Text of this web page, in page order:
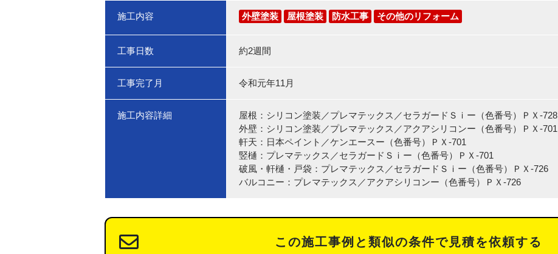
施工内容 外壁塗装 屋根塗装 防水工事 その他のリフォーム
工事日数 約2週間
工事完了月 令和元年11月
施工内容詳細
屋根：シリコン塗装／プレマテックス／セラガードＳｉー（色番号）ＰＸ-728
外壁：シリコン塗装／プレマテックス／アクアシリコンー（色番号）ＰＸ-701
軒天：日本ペイント／ケンエースー（色番号）ＰＸ-701
竪樋：プレマテックス／セラガードＳｉー（色番号）ＰＸ-701
破風・軒樋・戸袋：プレマテックス／セラガードＳｉー（色番号）ＰＸ-726
バルコニー：プレマテックス／アクアシリコンー（色番号）ＰＸ-726
この施工事例と類似の条件で見積を依頼する